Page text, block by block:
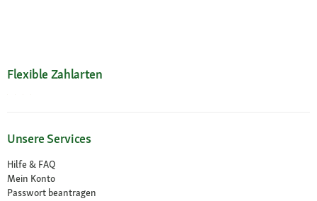
Flexible Zahlarten
Unsere Services
Hilfe & FAQ
Mein Konto
Passwort beantragen